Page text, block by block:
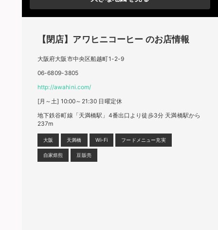
【閉店】アワヒニコーヒー のお店情報
大阪府大阪市中央区船越町1-2-9
06-6809-3805
http://awahini.com/
[月～土] 10:00～21:30 日曜定休
地下鉄谷町線「天満橋駅」4番出口より徒歩3分 天満橋駅から
237m
大阪 天満橋 Wi-Fi フードメニュー充実
自家焙煎 豆販売